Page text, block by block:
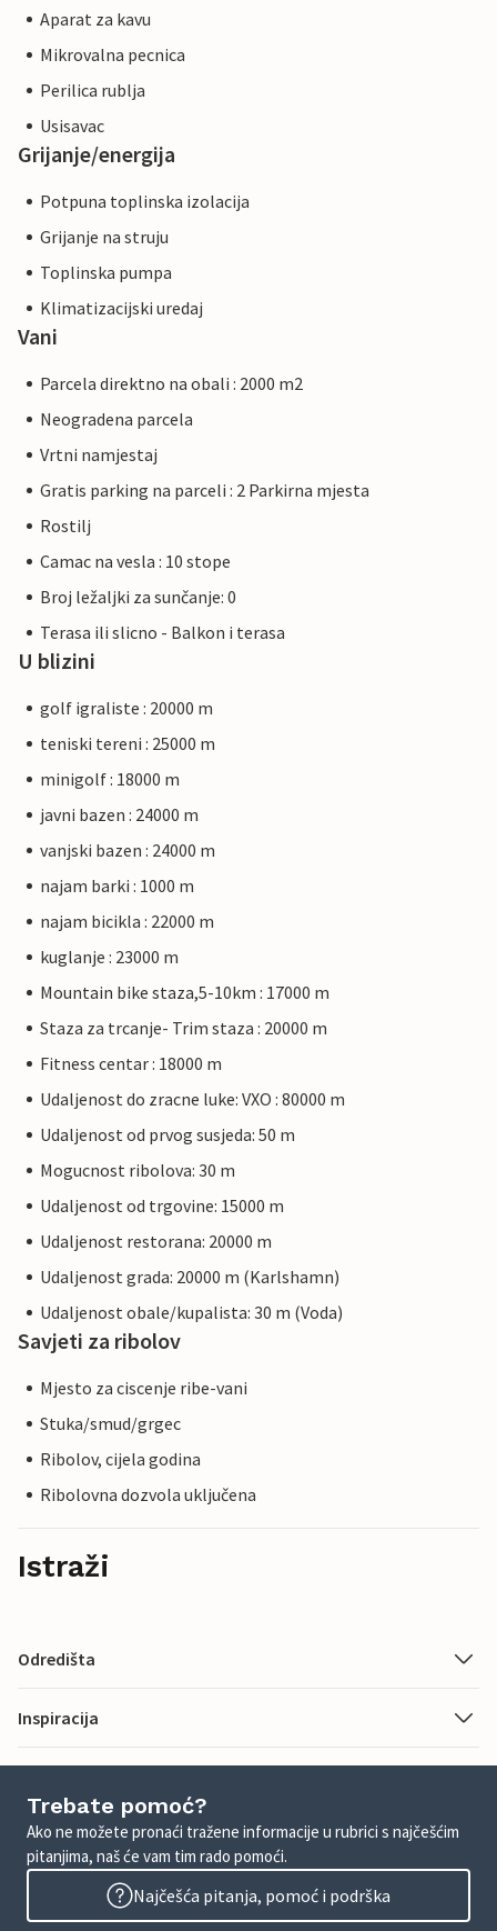
Aparat za kavu
Mikrovalna pecnica
Perilica rublja
Usisavac
Grijanje/energija
Potpuna toplinska izolacija
Grijanje na struju
Toplinska pumpa
Klimatizacijski uredaj
Vani
Parcela direktno na obali : 2000 m2
Neogradena parcela
Vrtni namjestaj
Gratis parking na parceli : 2 Parkirna mjesta
Rostilj
Camac na vesla : 10 stope
Broj ležaljki za sunčanje: 0
Terasa ili slicno - Balkon i terasa
U blizini
golf igraliste : 20000 m
teniski tereni : 25000 m
minigolf : 18000 m
javni bazen : 24000 m
vanjski bazen : 24000 m
najam barki : 1000 m
najam bicikla : 22000 m
kuglanje : 23000 m
Mountain bike staza,5-10km : 17000 m
Staza za trcanje- Trim staza : 20000 m
Fitness centar : 18000 m
Udaljenost do zracne luke: VXO : 80000 m
Udaljenost od prvog susjeda: 50 m
Mogucnost ribolova: 30 m
Udaljenost od trgovine: 15000 m
Udaljenost restorana: 20000 m
Udaljenost grada: 20000 m (Karlshamn)
Udaljenost obale/kupalista: 30 m (Voda)
Savjeti za ribolov
Mjesto za ciscenje ribe-vani
Stuka/smud/grgec
Ribolov, cijela godina
Ribolovna dozvola uključena
Istraži
Odredišta
Inspiracija
Trebate pomoć?
Ako ne možete pronaći tražene informacije u rubrici s najčešćim
pitanjima, naš će vam tim rado pomoći.
Najčešća pitanja, pomoć i podrška